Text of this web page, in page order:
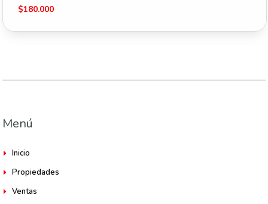
$180.000
Menú
Inicio
Propiedades
Ventas